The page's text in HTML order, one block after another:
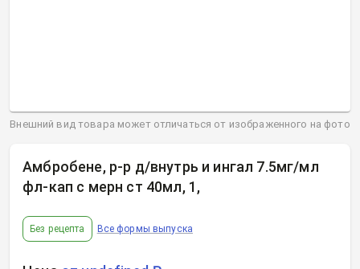
Амбробене, р-р д/внутрь и ингал 7.5мг/мл
фл-кап с мерн ст 40мл, 1 ,
Без рецепта Все формы выпуска
Внешний вид товара может отличаться от изображенного на фото